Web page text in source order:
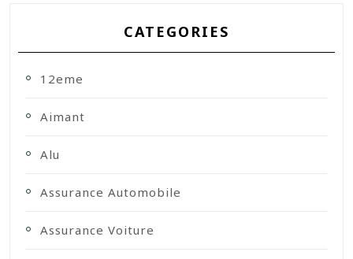
CATEGORIES
12eme
Aimant
Alu
Assurance Automobile
Assurance Voiture